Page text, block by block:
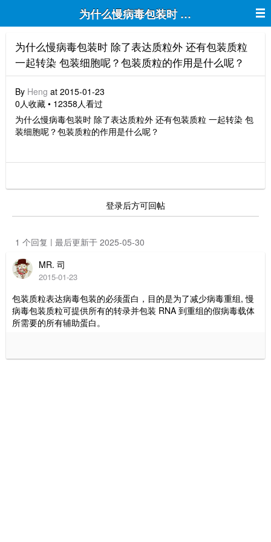
为
为什么慢病毒包装时 除了表达质粒外 还有包装质粒
一起转染 包装细胞呢？包装质粒的作用是什么呢？
By Heng at 2015-01-23
0人收藏 • 12358人看过
为什么慢病毒包装时 除了表达质粒外 还有包装质粒 一起转染 包
装细胞呢？包装质粒的作用是什么呢？
登录后方可回帖
1 个回复 | 最后更新于 2025-05-30
MR. 司
2015-01-23
包装质粒表达病毒包装的必须蛋白，目的是为了减少病毒重组, 慢
病毒包装质粒可提供所有的转录并包装 RNA 到重组的假病毒载体
所需要的所有辅助蛋白。